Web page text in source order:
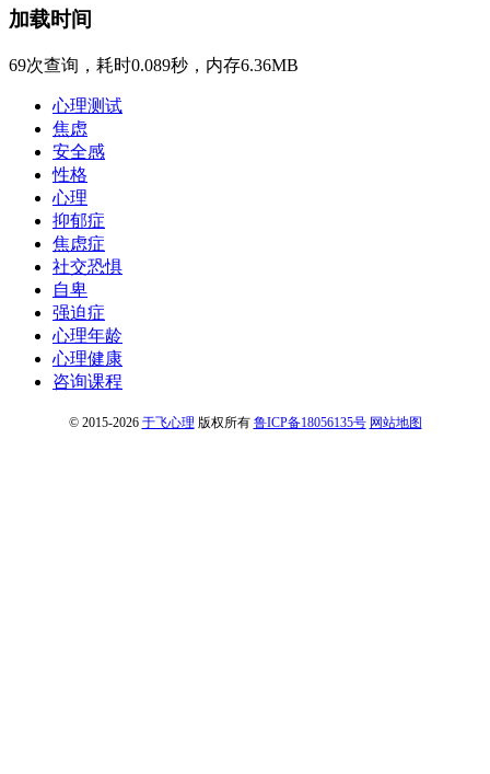
加载时间
69次查询，耗时0.089秒，内存6.36MB
心理测试
焦虑
安全感
性格
心理
抑郁症
焦虑症
社交恐惧
自卑
强迫症
心理年龄
心理健康
咨询课程
© 2015-2026 于飞心理 版权所有 鲁ICP备18056135号 网站地图